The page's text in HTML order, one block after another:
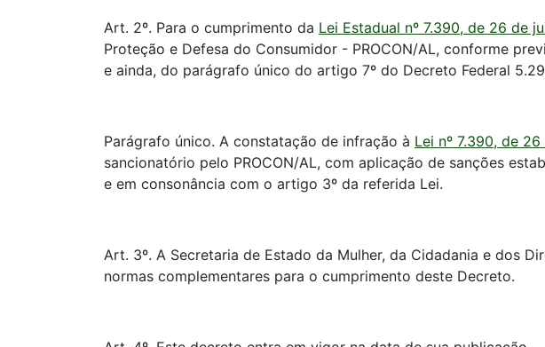
Art. 2º. Para o cumprimento da Lei Estadual nº 7.390, de 26 de
Proteção e Defesa do Consumidor - PROCON/AL, conforme
e ainda, do parágrafo único do artigo 7º do Decreto Federal
Parágrafo único. A constatação de infração à Lei nº 7.390, de
sancionatório pelo PROCON/AL, com aplicação de sanções
e em consonância com o artigo 3º da referida Lei.
Art. 3º. A Secretaria de Estado da Mulher, da Cidadania e dos
normas complementares para o cumprimento deste Decreto.